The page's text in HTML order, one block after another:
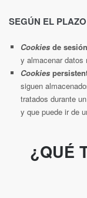
SEGÚN EL
Cookies de
y almacenar datos
Cookies
siguen
tratados durante
y que puede ir de
¿QUÉ